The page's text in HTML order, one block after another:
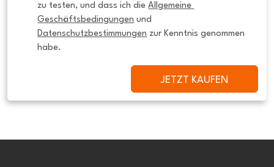
zu testen, und dass ich die Allgemeine
Geschäftsbedingungen
Datenschutzbestimmungen zur Kenntnis genommen
habe.
JETZT KAUFEN